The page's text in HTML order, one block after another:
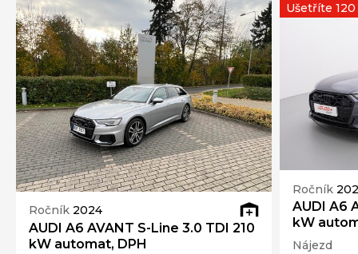
Ročník 2024
AUDI A6 AVANT S-Line 3.0 TDI 210
kW automat, DPH
Ročník
AUDI A6
kW
Nájezd
Ušetříte